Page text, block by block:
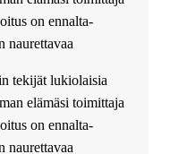
on ennalta-
naurettavaa
tekijät lukiolaisia
elämäsi toimittaja
on ennalta-
naurettavaa